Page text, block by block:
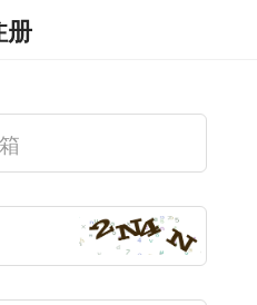
册